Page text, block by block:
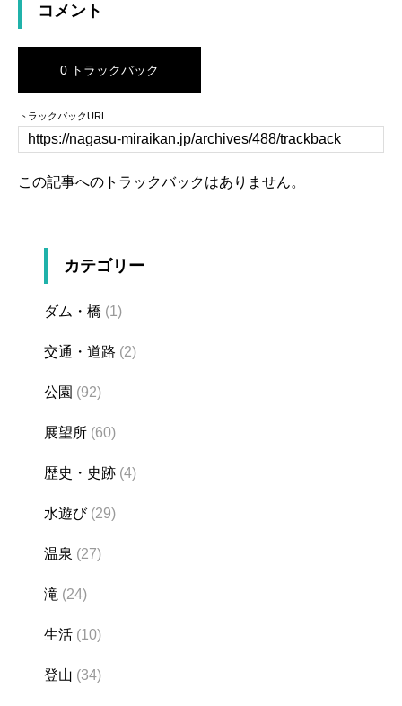
コメント
0 トラックバック
トラックバックURL
この記事へのトラックバックはありません。
カテゴリー
ダム・橋 (1)
交通・道路 (2)
公園 (92)
展望所 (60)
歴史・史跡 (4)
水遊び(29)
温泉 (27)
滝 (24)
生活 (10)
登山 (34)